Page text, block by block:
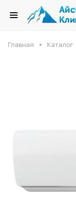
Главная Каталог